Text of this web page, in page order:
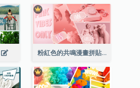
粉紅色的共鳴漫畫拼貼畫